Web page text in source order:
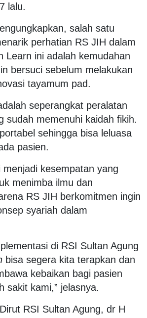
lalu.
salah satu
perhatian RS JIH dalam
Learn ini adalah kemudahan
bersuci sebelum melakukan
tayamum pad.
seperangkat peralatan
sudah memenuhi kaidah fikih.
sehingga bisa leluasa
pasien.
menjadi kesempatan yang
menimba ilmu dan
RS JIH berkomitmen ingin
syariah dalam
di RSI Sultan Agung
bisa segera kita terapkan dan
kebaikan bagi pasien
sakit kami,” jelasnya.
RSI Sultan Agung, dr H